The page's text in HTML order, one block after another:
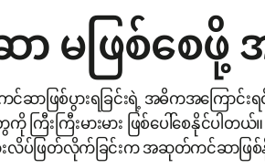
ဖြစ်စေ
ဖြစ်ပွားရခြင်းရဲ့ အဓိကအကြောင်း
ကို ကြီးကြီးမားမား ဖြစ်ပေါ်စေနိုင်
းလိပ်ဖြတ်လိုက်ခြင်းက အဆုတ်ကင်ဆာဖ